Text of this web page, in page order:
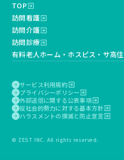
TOPexit_to_app
訪問看護exit_to_app
訪問介護exit_to_app
訪問診療exit_to_app
有料老人ホーム・ホスピス・サ高住
arrow_forward サービス利用規約exit_to_app
arrow_forward プライバシーポリシーexit_to_app
arrow_forward 外部送信に関する公表事項exit_to_app
arrow_forward 反社会的勢力に対する基本方針exit_to_app
arrow_forward ハラスメントの撲滅と防止宣言exit_to_app
© ZEST INC. All rights reserved.